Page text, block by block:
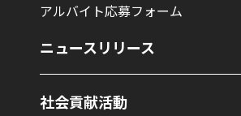
アルバイト応募フォーム
ニュースリリース
社会貢献活動